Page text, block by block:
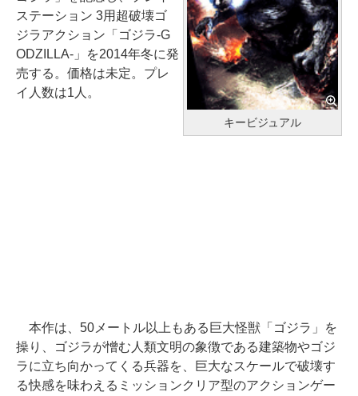
キービジュアル
ステーション 3用超破壊ゴ
ジラアクション「ゴジラ-G
ODZILLA-」を2014年冬に発
売する。価格は未定。プレ
イ人数は1人。
本作は、50メートル以上もある巨大怪獣「ゴジラ」を
操り、ゴジラが憎む人類文明の象徴である建築物やゴジ
ラに立ち向かってくる兵器を、巨大なスケールで破壊す
る快感を味わえるミッションクリア型のアクションゲー